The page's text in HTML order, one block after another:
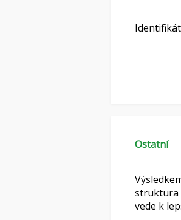
Ostatní
struktura
vede k